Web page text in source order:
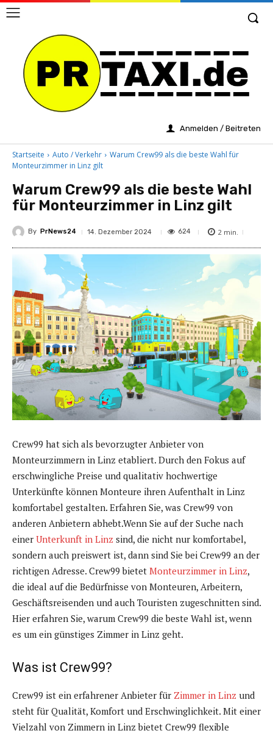
Anmelden / Beitreten
Startseite Auto / Verkehr
Warum Crew99 als die beste Wahl für
Monteurzimmer in Linz gilt
Warum Crew99 als die beste Wahl
für Monteurzimmer in Linz gilt
By PrNews24 14. Dezember 2024 624 2 min.
Crew99 hat sich als bevorzugter Anbieter von
Monteurzimmern in Linz etabliert. Durch den Fokus auf
erschwingliche Preise und qualitativ hochwertige
Unterkünfte können Monteure ihren Aufenthalt in Linz
komfortabel gestalten. Erfahren Sie, was Crew99 von
anderen Anbietern abhebt.Wenn Sie auf der Suche nach
einer Unterkunft in Linz sind, die nicht nur komfortabel,
sondern auch preiswert ist, dann sind Sie bei Crew99 an der
richtigen Adresse. Crew99 bietet Monteurzimmer in Linz,
die ideal auf die Bedürfnisse von Monteuren, Arbeitern,
Geschäftsreisenden und auch Touristen zugeschnitten sind.
Hier erfahren Sie, warum Crew99 die beste Wahl ist, wenn
es um ein günstiges Zimmer in Linz geht.
Was ist Crew99?
Crew99 ist ein erfahrener Anbieter für Zimmer in Linz und
steht für Qualität, Komfort und Erschwinglichkeit. Mit einer
Vielzahl von Zimmern in Linz bietet Crew99 flexible